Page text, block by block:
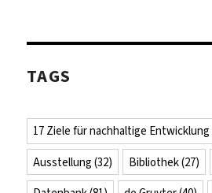
TAGS
17 Ziele für nachhaltige Entwicklung
Ausstellung (32) Bibliothek(27)